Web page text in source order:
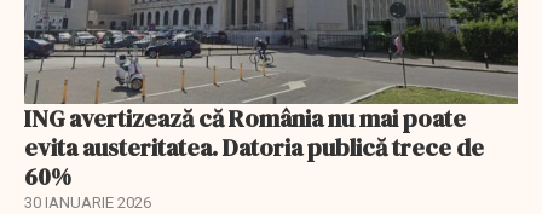
ING avertizează că România nu mai poate
evita austeritatea. Datoria publică trece de
60%
30 IANUARIE 2026